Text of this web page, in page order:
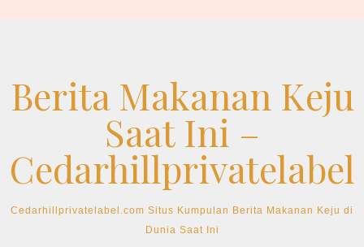
Berita Makanan Keju
Saat Ini –
Cedarhillprivatelabel
Cedarhillprivatelabel.com Situs Kumpulan Berita Makanan Keju di
Dunia Saat Ini